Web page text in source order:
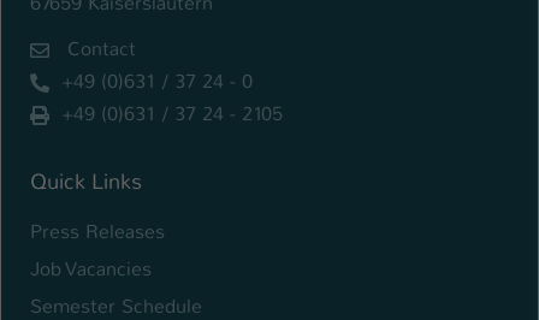
Contact
+49 (0)631 / 37 24 - 0
+49 (0)631 / 37 24 - 2105
Quick Links
Press Releases
Job Vacancies
Semester Schedule